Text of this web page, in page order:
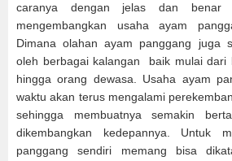
caranya dengan jelas dan benar
mengembangkan usaha ayam
Dimana olahan ayam panggang juga
oleh berbagai kalangan baik mulai dari
hingga orang dewasa. Usaha ayam
waktu akan terus mengalami
sehingga membuatnya semakin
dikembangkan kedepannya. Untuk
panggang sendiri memang bisa